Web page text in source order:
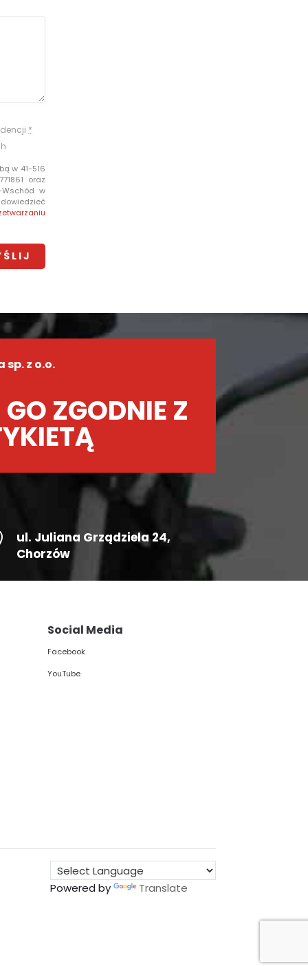
*
w 41-516
oraz
Wschód w
sp. z o.o.
ZGODNIE Z
ul. Juliana Grządziela 24,
Chorzów
Social Media
Facebook
YouTube
Powered by Translate